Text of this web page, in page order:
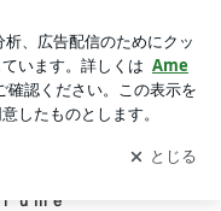
ｅ
知
を受け取りまし
開く
室Ｂｌｕｍｅ